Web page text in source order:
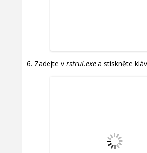
Zadejte v rstrui.exe a stiskněte